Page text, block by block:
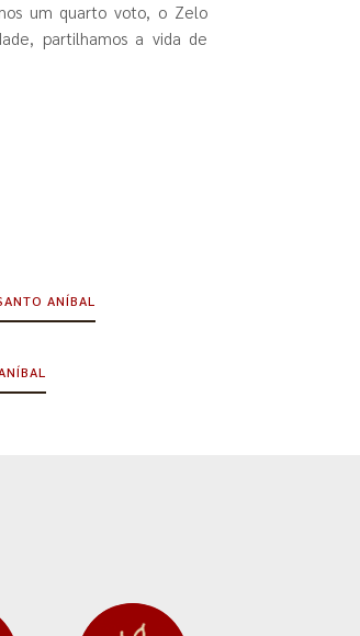
um quarto voto, o Zelo
partilhamos a vida de
ANÍBAL